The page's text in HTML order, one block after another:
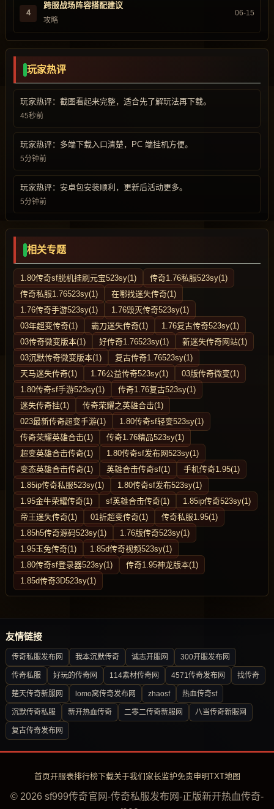
4
跨服战场阵容搭配建议
攻略
06-15
玩家热评
玩家热评：截图看起来完整，适合先了解玩法再下载。
45秒前
玩家热评：多端下载入口清楚，PC 端挂机方便。
5分钟前
玩家热评：安卓包安装顺利，更新后活动更多。
5分钟前
相关专题
1.80传奇sf脱机挂刷元宝523sy(1)
传奇1.76私服523sy(1)
传奇私服1.76523sy(1)
在哪找迷失传奇(1)
1.76传奇手游523sy(1)
1.76毁灭传奇523sy(1)
03年超变传奇(1)
霸刀迷失传奇(1)
1.76复古传奇523sy(1)
03传奇微变版本(1)
好传奇1.76523sy(1)
新迷失传奇网站(1)
03沉默传奇微变版本(1)
复古传奇1.76523sy(1)
天马迷失传奇(1)
1.76公益传奇523sy(1)
03版传奇微变(1)
1.80传奇sf手游523sy(1)
传奇1.76复古523sy(1)
迷失传奇挂(1)
传奇荣耀之英雄合击(1)
023最新传奇超变手游(1)
1.80传奇sf轻变523sy(1)
传奇荣耀英雄合击(1)
传奇1.76精品523sy(1)
超变英雄合击传奇(1)
1.80传奇sf发布网523sy(1)
变态英雄合击传奇(1)
英雄合击传奇sf(1)
手机传奇1.95(1)
1.85ip传奇私服523sy(1)
1.80传奇sf发布523sy(1)
1.95金牛荣耀传奇(1)
sf英雄合击传奇(1)
1.85ip传奇523sy(1)
帝王迷失传奇(1)
01折超变传奇(1)
传奇私服1.95(1)
1.85h5传奇源码523sy(1)
1.76版传奇523sy(1)
1.95玉兔传奇(1)
1.85d传奇视频523sy(1)
1.80传奇sf登录器523sy(1)
传奇1.95神龙版本(1)
1.85d传奇3D523sy(1)
友情链接
传奇私服发布网 我本沉默传奇 诚志开服网 300开服发布网
传奇私服 好玩的传奇网 114素材传奇网 4571传奇发布网 找传奇
楚天传奇新服网 lomo窝传奇发布网 zhaosf 热血传奇sf
沉默传奇私服 新开热血传奇 二零二传奇新服网 八当传奇新服网
复古传奇发布网
首页开服表排行榜下载关于我们 家长监护免责申明TXT地图
© 2026 sf999传奇官网-传奇私服发布网-正版新开热血传奇-